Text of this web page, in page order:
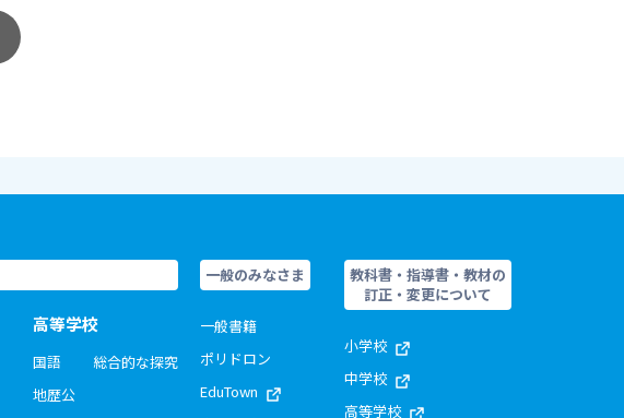
高等学校
国語
地歴公
総合的な探究
一般のみなさま
一般書籍
ポリドロン
EduTown
教科書・指導書・教材の
訂正・変更について
小学校
中学校
高等学校